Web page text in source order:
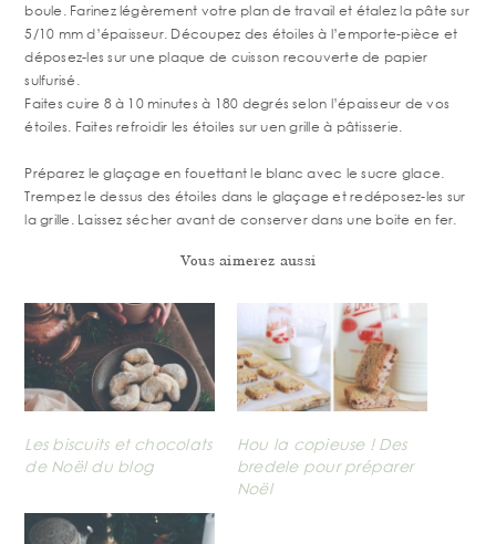
boule. Farinez légèrement votre plan de travail et étalez la pâte sur
5/10 mm d’épaisseur. Découpez des étoiles à l’emporte-pièce et
déposez-les sur une plaque de cuisson recouverte de papier
sulfurisé.
Faites cuire 8 à 10 minutes à 180 degrés selon l’épaisseur de vos
étoiles. Faites refroidir les étoiles sur uen grille à pâtisserie.
Préparez le glaçage en fouettant le blanc avec le sucre glace.
Trempez le dessus des étoiles dans le glaçage et redéposez-les sur
la grille. Laissez sécher avant de conserver dans une boite en fer.
Vous aimerez aussi
Les biscuits et chocolats
de Noël du blog
Hou la copieuse ! Des
bredele pour préparer
Noël